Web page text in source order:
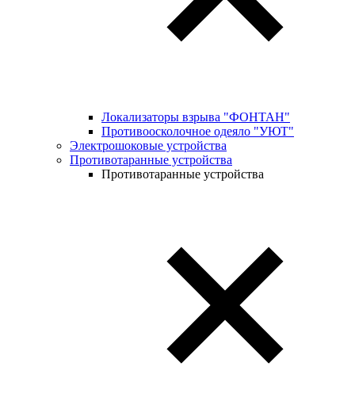
Локализаторы взрыва "ФОНТАН"
Противоосколочное одеяло "УЮТ"
Электрошоковые устройства
Противотаранные устройства
Противотаранные устройства